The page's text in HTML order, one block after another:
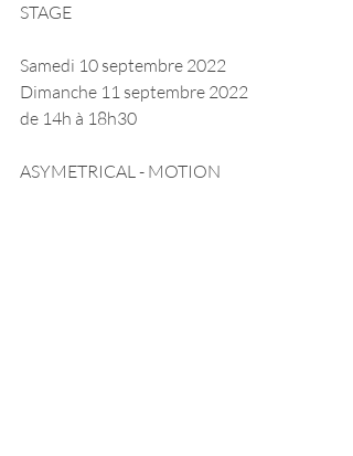
STAGE
Samedi 10 septembre 2022
Dimanche 11 septembre 2022
de 14h à 18h30
ASYMETRICAL - MOTION